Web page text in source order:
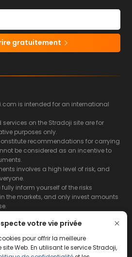
votre vie privée
pour offrir la meilleure
site Web. En utilisant le service Stradoji,
gratuitement
is intended for an international
on the Stradoji site are for
purposes only.
recommendations for carrying
be considered as an incentive to
involves a high level of risk, and
inform yourself of the risks
the markets, and only invest amounts
the results or the
on the information contained on
site and its publishing company
the use that may be made of this